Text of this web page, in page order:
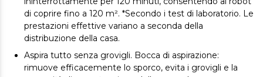
di coprire fino a 120 m². *Secondo i test di laboratorio. Le
prestazioni effettive variano a seconda della
distribuzione della casa.
Aspira tutto senza grovigli. Bocca di aspirazione:
rimuove efficacemente lo sporco, evita i grovigli e la